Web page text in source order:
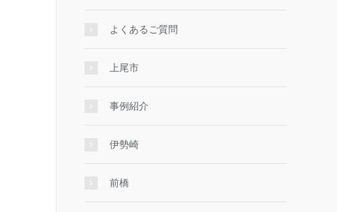
よくあるご質問
上尾市
事例紹介
伊勢崎
前橋